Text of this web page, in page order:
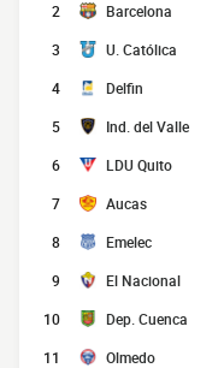
2 Barcelona
3 U. Católica
4 Delfin
5 Ind. del Valle
6 LDU Quito
7 Aucas
8 Emelec
9 El Nacional
10 Dep. Cuenca
11 Olmedo